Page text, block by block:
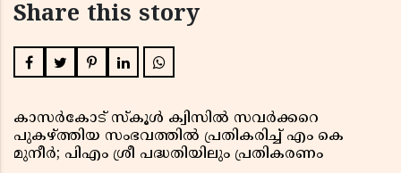
Share this story
കാസർകോട് സ്കൂൾ ക്വിസിൽ സവർക്കറെ
പുകഴ്ത്തിയ സംഭവത്തിൽ പ്രതികരിച്ച് എം കെ
മുനീർ; പിഎം ശ്രീ പദ്ധതിയിലും പ്രതികരണം